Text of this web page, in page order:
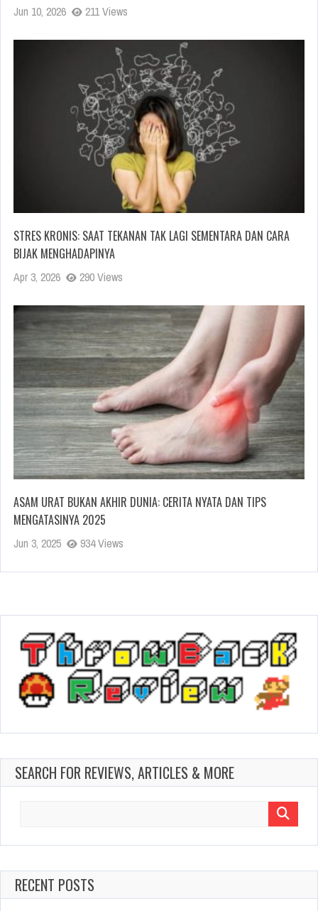
Jun 10, 2026 211 Views
STRES KRONIS: SAAT TEKANAN TAK LAGI SEMENTARA DAN CARA
BIJAK MENGHADAPINYA
Apr 3, 2026 290 Views
ASAM URAT BUKAN AKHIR DUNIA: CERITA NYATA DAN TIPS
MENGATASINYA 2025
Jun 3, 2025 934 Views
SEARCH FOR REVIEWS, ARTICLES & MORE
RECENT POSTS